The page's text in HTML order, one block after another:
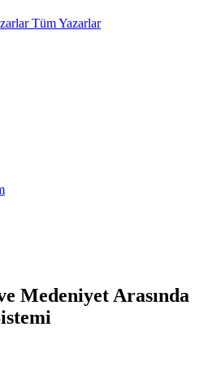
Tüm Yazarlar
Medeniyet Arasında